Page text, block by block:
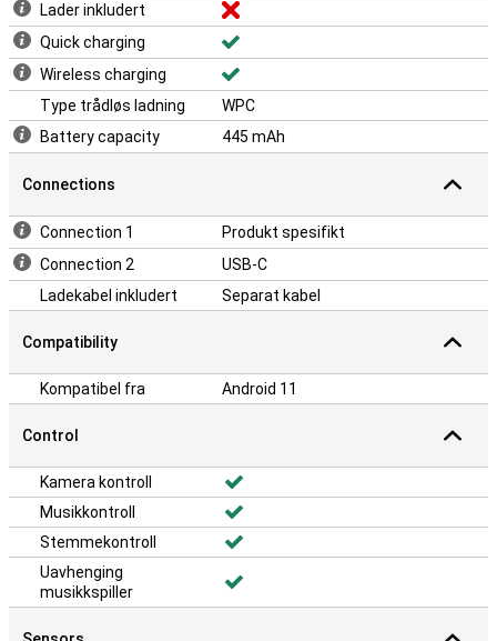
Lader inkludert
Quick charging
Wireless charging
Type trådløs ladning
WPC
Battery capacity
445 mAh
Connections
Connection 1
Produkt spesifikt
Connection 2
USB-C
Ladekabel inkludert
Separat kabel
Compatibility
Kompatibel fra Android 11
Control
Kamera kontroll
Musikkontroll
Stemmekontroll
Uavhenging
musikkspiller